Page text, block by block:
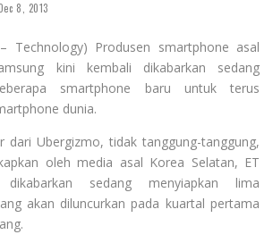
Dec 8, 2013
Technology) Produsen smartphone asal
kini kembali dikabarkan sedang
smartphone baru untuk terus
dunia.
dari Ubergizmo, tidak tanggung-tanggung,
oleh media asal Korea Selatan, ET
sedang menyiapkan lima
akan diluncurkan pada kuartal pertama